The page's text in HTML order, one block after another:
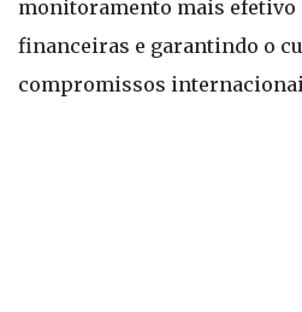
monitoramento mais efetivo
financeiras e garantindo o
compromissos